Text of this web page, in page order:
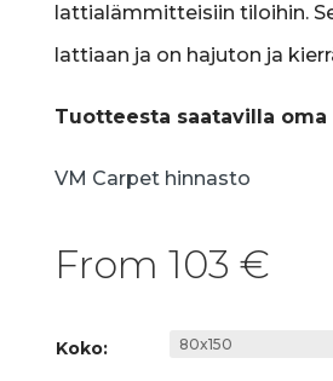
lattialämmitteisiin tiloihin.
lattiaan ja on hajuton ja
Tuotteesta saatavilla oma
VM Carpet hinnasto
From 103 €
Koko: